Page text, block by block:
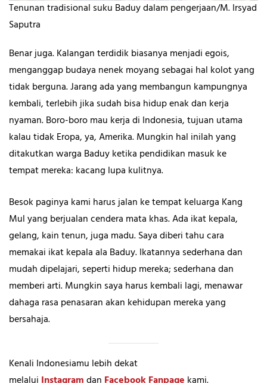
Tenunan tradisional suku Baduy dalam pengerjaan/M. Irsyad
Saputra
Benar juga. Kalangan terdidik biasanya menjadi egois,
menganggap budaya nenek moyang sebagai hal kolot yang
tidak berguna. Jarang ada yang membangun kampungnya
kembali, terlebih jika sudah bisa hidup enak dan kerja
nyaman. Boro-boro mau kerja di Indonesia, tujuan utama
kalau tidak Eropa, ya, Amerika. Mungkin hal inilah yang
ditakutkan warga Baduy ketika pendidikan masuk ke
tempat mereka: kacang lupa kulitnya.
Besok paginya kami harus jalan ke tempat keluarga Kang
Mul yang berjualan cendera mata khas. Ada ikat kepala,
gelang, kain tenun, juga madu. Saya diberi tahu cara
memakai ikat kepala ala Baduy. Ikatannya sederhana dan
mudah dipelajari, seperti hidup mereka; sederhana dan
memberi arti. Mungkin saya harus kembali lagi, menawar
dahaga rasa penasaran akan kehidupan mereka yang
bersahaja.
Kenali Indonesiamu lebih dekat